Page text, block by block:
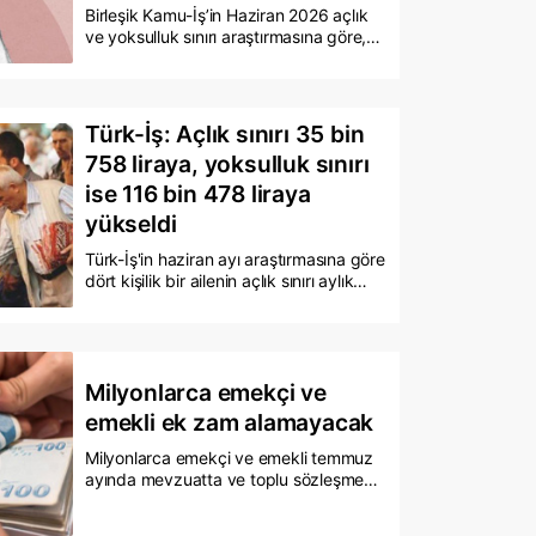
Birleşik Kamu-İş’in Haziran 2026 açlık
ve yoksulluk sınırı araştırmasına göre,
dört asgari ücretle geçinen bir ailenin
dahi yoksulluk sınırının altında kaldığını,
en düşük memur maaşının ise yoksulluk
sınırına ulaşabilmesi için yüzde 87,6
oranında artırılması gerektiğini açıkladı.
Türk-İş: Açlık sınırı 35 bin
758 liraya, yoksulluk sınırı
ise 116 bin 478 liraya
yükseldi
Türk-İş'in haziran ayı araştırmasına göre
dört kişilik bir ailenin açlık sınırı aylık
yüzde 36,93 olarak hesaplandı.
Milyonlarca emekçi ve
emekli ek zam alamayacak
Milyonlarca emekçi ve emekli temmuz
ayında mevzuatta ve toplu sözleşmede